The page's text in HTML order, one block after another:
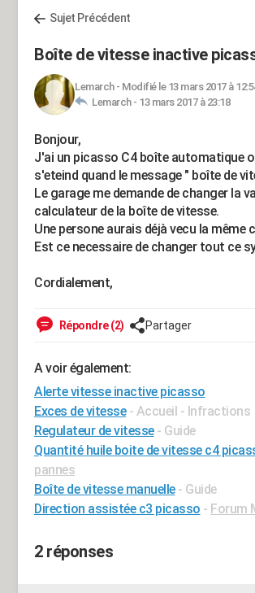
Sujet Précédent
Boîte de vitesse inactive
Lemarch- Modifié le 13 mars 2017 à
Lemarch - 13 mars 2017 à 23:18
Bonjour,
J'ai un picasso C4 boîte automatique
s'eteind quand le message " boîte de
Le garage me demande de changer la
calculateur de la boîte de vitesse.
Une persone aurais déjà vecu la même
Est ce necessaire de changer tout ce
Cordialement,
Répondre (2) Partager
A voir également:
Alerte vitesse inactive picasso
Exces de vitesse - Accueil - Infractions
Regulateur de vitesse - Guide
Quantité huile boite de vitesse c4
pannes
Boîte de vitesse manuelle - Guide
Direction assistée c3 picasso - Forum
2 réponses